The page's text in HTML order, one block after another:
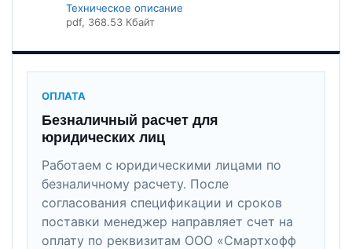
Техническое описание
pdf, 368.53 Кбайт
ОПЛАТА
Безналичный расчет для
юридических лиц
Работаем с юридическими лицами по
безналичному расчету. После
согласования спецификации и сроков
поставки менеджер направляет счет на
оплату по реквизитам ООО «Смартхофф